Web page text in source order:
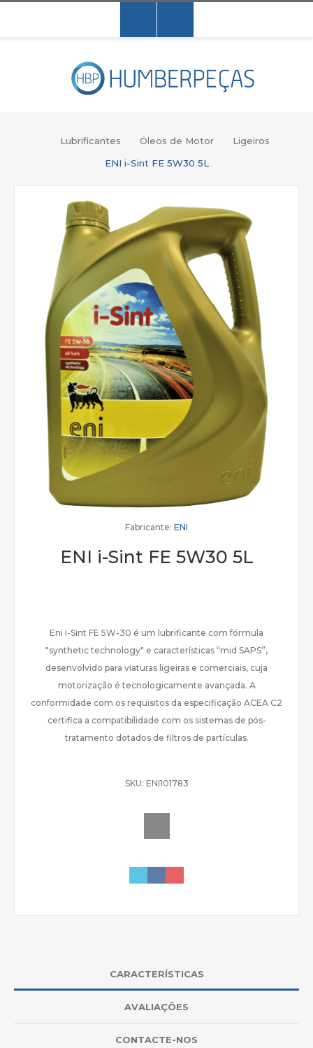
Lubrificantes Óleos de Motor
Ligeiros
ENI i-Sint FE 5W30 5L
Fabricante: ENI
ENI i-Sint FE 5W30 5L
Eni i-Sint FE 5W-30 é um lubrificante com fórmula
"synthetic technology" e características “mid SAPS”,
desenvolvido para viaturas ligeiras e comerciais, cuja
motorização é tecnologicamente avançada. A
conformidade com os requisitos da especificação ACEA C2
certifica a compatibilidade com os sistemas de pós-
tratamento dotados de filtros de partículas.
SKU: ENI101783
CARACTERÍSTICAS
AVALIAÇÕES
CONTACTE-NOS